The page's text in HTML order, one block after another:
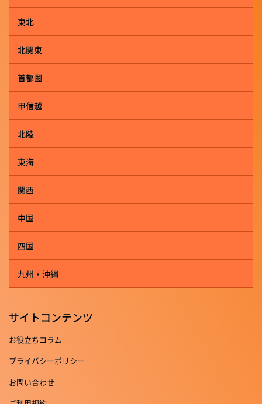
東北
北関東
首都圏
甲信越
北陸
東海
関西
中国
四国
九州・沖縄
サイトコンテンツ
お役立ちコラム
プライバシーポリシー
お問い合わせ